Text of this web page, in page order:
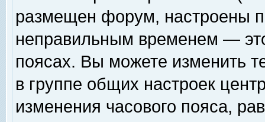
размещен форум, настроены
неправильным временем —
поясах. Вы можете изменить
в группе общих настроек
изменения часового пояса,